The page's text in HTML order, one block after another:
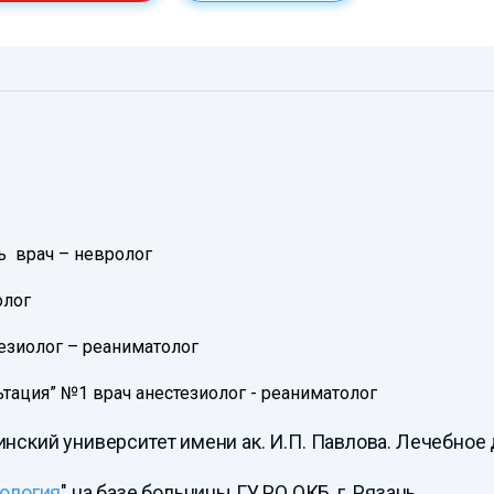
врач – невролог
– реаниматолог
№1 врач анестезиолог - реаниматолог
университет имени ак. И.П. Павлова. Лечебное